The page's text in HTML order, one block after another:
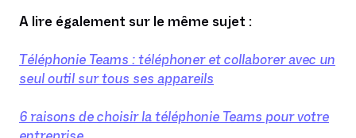
A lire également sur le même sujet :
Téléphonie Teams : téléphoner et collaborer avec un
seul outil sur tous ses appareils
6 raisons de choisir la téléphonie Teams pour votre